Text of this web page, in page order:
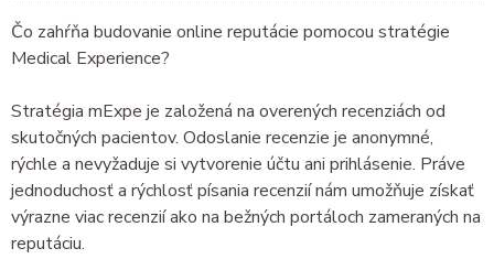
Čo zahŕňa budovanie online reputácie pomocou stratégie
Medical Experience?
Stratégia mExpe je založená na overených recenziách od
skutočných pacientov. Odoslanie recenzie je anonymné,
rýchle a nevyžaduje si vytvorenie účtu ani prihlásenie. Práve
jednoduchosť a rýchlosť písania recenzií nám umožňuje získať
výrazne viac recenzií ako na bežných portáloch zameraných na
reputáciu.